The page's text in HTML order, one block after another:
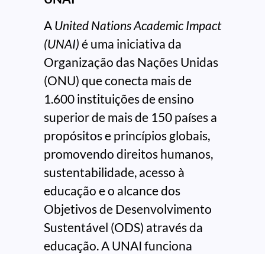
A United Nations Academic Impact
(UNAI) é uma iniciativa da
Organização das Nações Unidas
(ONU) que conecta mais de
1.600 instituições de ensino
superior de mais de 150 países a
propósitos e princípios globais,
promovendo direitos humanos,
sustentabilidade, acesso à
educação e o alcance dos
Objetivos de Desenvolvimento
Sustentável (ODS) através da
educação. A UNAI funciona